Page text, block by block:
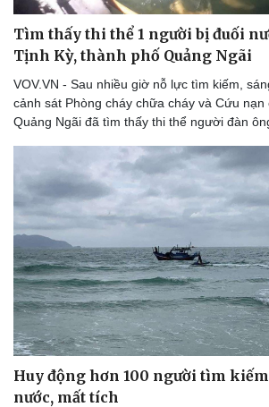
Bóng đá
Lịch thi đấu bóng đá
Thế giới thể thao
eSports
Hậu trường
Ô tô - Xe
Ô tô
Tư vấn
Tìm thấy thi thể 1 người bị đuối
Tịnh Kỳ, thành phố Quảng Ngãi
VOV.VN - Sau nhiều giờ nỗ lực tìm kiếm,
cảnh sát Phòng cháy chữa cháy và Cứu
Quảng Ngãi đã tìm thấy thi thể người đàn
Huy động hơn 100 người tìm
nước, mất tích